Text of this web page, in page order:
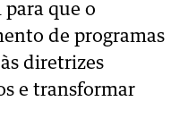
que o
de programas
diretrizes
e transformar